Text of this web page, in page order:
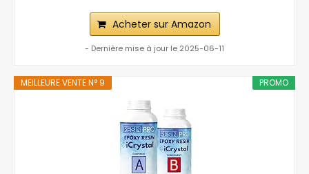
Acheter sur Amazon
- Dernière mise à jour le 2025-06-11
PROMO
MEILLEURE VENTE N° 9